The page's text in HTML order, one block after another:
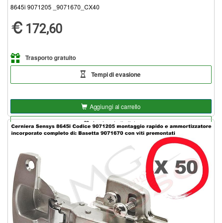
8645i 9071205 _9071670_CX40
172,60
Trasporto gratuito
Tempi di evasione
Aggiungi al carrello
Aggiungi alla lista